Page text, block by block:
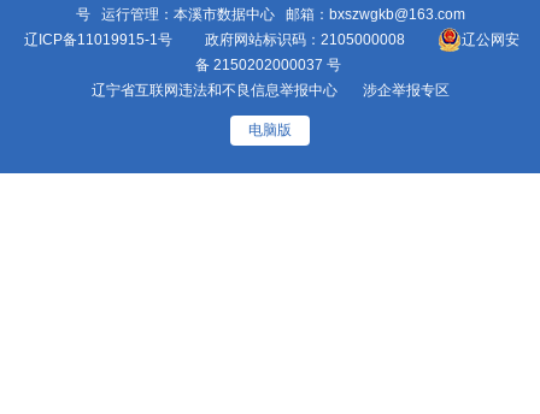
号 运行管理：本溪市数据中心 邮箱：bxszwgkb@163.com
辽ICP备11019915-1号 政府网站标识码：2105000008
辽公网安
备 2150202000037 号
辽宁省互联网违法和不良信息举报中心
涉企举报专区
电脑版